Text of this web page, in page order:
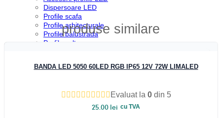
Dispersoare LED
Profile scafa
Profile arhitecturale
Profile balustrada
Profile colt
Profile pardoseala
Profile scari
produse similare
Vezi rapid
BANDA LED 5050 60LED RGB IP65 12V 72W LIMALED
Evaluat la 0din 5
25.00 lei cu TVA